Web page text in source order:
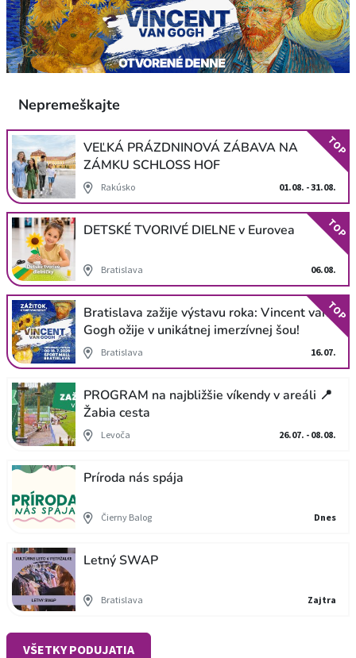
Nepremeškajte
VEĽKÁ PRÁZDNINOVÁ ZÁBAVA NA
ZÁMKU SCHLOSS HOF
Rakúsko 01.08. - 31.08.
TOP
DETSKÉ TVORIVÉ DIELNE v Eurovea
Bratislava 06.08.
TOP
Bratislava zažije výstavu roka: Vincent van
Gogh ožije v unikátnej imerzívnej šou!
Bratislava 16.07.
TOP
PROGRAM na najbližšie víkendy v areáli 📍
Žabia cesta
Levoča 26.07. - 08.08.
Príroda nás spája
Čierny Balog Dnes
Letný SWAP
Bratislava Zajtra
VŠETKY PODUJATIA